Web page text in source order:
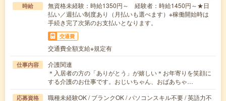
時給
無資格未経験：時給1350円～ 経験者：時給1450円～★日
払い／週払い制度あり（月払いも選べます）※稼働開始時は
手続き完了次第のお支払いとなります。
交通費
交通費全額支給※規定有
仕事内容
介護関連
＊入居者の方の「ありがとう」が嬉しい＊お年寄りを笑顔に
する介護のお仕事です。おじいちゃん、おばあちゃ…
応募資格
職種未経験OK / ブランクOK / パソコンスキル不要 / 英語力不